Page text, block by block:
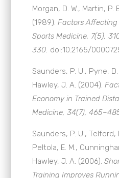
Morgan, D. W., Martin, P.
(1989). Factors Affecting
Sports Medicine, 7(5),
330. doi:10.2165/
Saunders, P. U., Pyne,
Hawley, J. A. (2004).
Economy in Trained
Medicine, 34(7),
Saunders, P. U., Telford,
Peltola, E. M.,
Hawley, J. A. (2006).
Training Improves